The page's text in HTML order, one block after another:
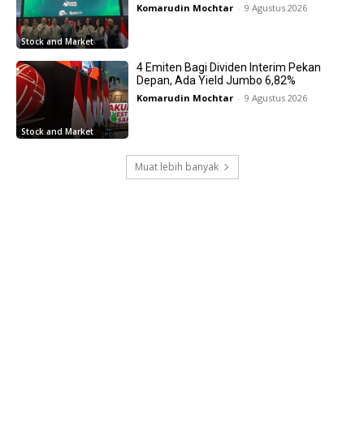
Stock and Market
Komarudin Mochtar - 9 Agustus 2026
Stock and Market
4 Emiten Bagi Dividen Interim Pekan
Depan, Ada Yield Jumbo 6,82%
Komarudin Mochtar - 9 Agustus 2026
Muat lebih banyak